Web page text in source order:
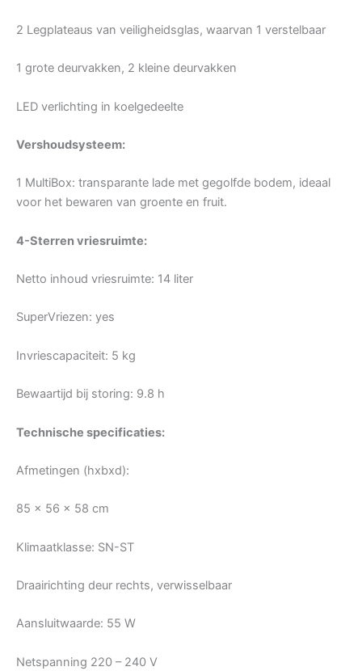
2 Legplateaus van veiligheidsglas, waarvan 1 verstelbaar
1 grote deurvakken, 2 kleine deurvakken
LED verlichting in koelgedeelte
Vershoudsysteem:
1 MultiBox: transparante lade met gegolfde bodem, ideaal
voor het bewaren van groente en fruit.
4-Sterren vriesruimte:
Netto inhoud vriesruimte: 14 liter
SuperVriezen: yes
Invriescapaciteit: 5 kg
Bewaartijd bij storing: 9.8 h
Technische specificaties:
Afmetingen (hxbxd):
85 x 56 x 58 cm
Klimaatklasse: SN-ST
Draairichting deur rechts, verwisselbaar
Aansluitwaarde: 55 W
Netspanning 220 – 240 V